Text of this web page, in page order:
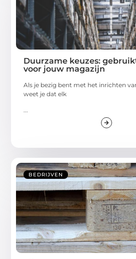
Duurzame keuzes:
voor jouw magazijn
Als je bezig bent met het inrichten
weet je dat elk
...
BEDRIJVEN